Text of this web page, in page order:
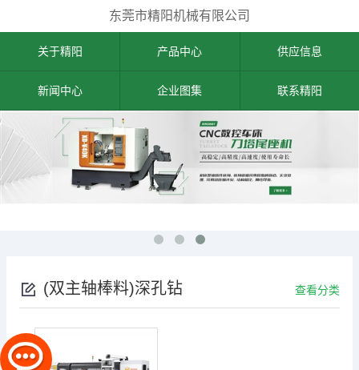
东莞市精阳机械有限公司
关于精阳 产品中心 供应信息
新闻中心 企业图集 联系精阳
(双主轴棒料)深孔钻 查看分类